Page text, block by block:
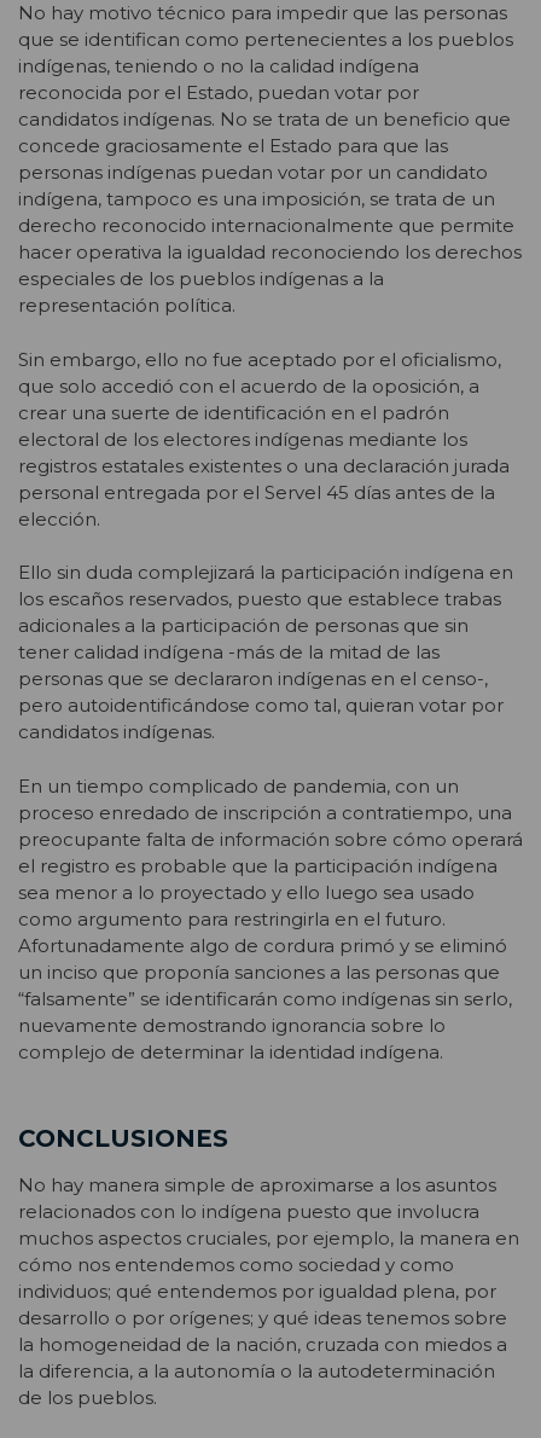
No hay motivo técnico para impedir que las personas
que se identifican como pertenecientes a los pueblos
indígenas, teniendo o no la calidad indígena
reconocida por el Estado, puedan votar por
candidatos indígenas. No se trata de un beneficio que
concede graciosamente el Estado para que las
personas indígenas puedan votar por un candidato
indígena, tampoco es una imposición, se trata de un
derecho reconocido internacionalmente que permite
hacer operativa la igualdad reconociendo los derechos
especiales de los pueblos indígenas a la
representación política.
Sin embargo, ello no fue aceptado por el oficialismo,
que solo accedió con el acuerdo de la oposición, a
crear una suerte de identificación en el padrón
electoral de los electores indígenas mediante los
registros estatales existentes o una declaración jurada
personal entregada por el Servel 45 días antes de la
elección.
Ello sin duda complejizará la participación indígena en
los escaños reservados, puesto que establece trabas
adicionales a la participación de personas que sin
tener calidad indígena -más de la mitad de las
personas que se declararon indígenas en el censo-,
pero autoidentificándose como tal, quieran votar por
candidatos indígenas.
En un tiempo complicado de pandemia, con un
proceso enredado de inscripción a contratiempo, una
preocupante falta de información sobre cómo operará
el registro es probable que la participación indígena
sea menor a lo proyectado y ello luego sea usado
como argumento para restringirla en el futuro.
Afortunadamente algo de cordura primó y se eliminó
un inciso que proponía sanciones a las personas que
“falsamente” se identificarán como indígenas sin serlo,
nuevamente demostrando ignorancia sobre lo
complejo de determinar la identidad indígena.
CONCLUSIONES
No hay manera simple de aproximarse a los asuntos
relacionados con lo indígena puesto que involucra
muchos aspectos cruciales, por ejemplo, la manera en
cómo nos entendemos como sociedad y como
individuos; qué entendemos por igualdad plena, por
desarrollo o por orígenes; y qué ideas tenemos sobre
la homogeneidad de la nación, cruzada con miedos a
la diferencia, a la autonomía o la autodeterminación
de los pueblos.